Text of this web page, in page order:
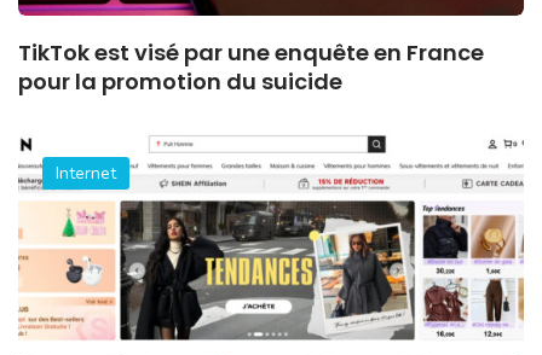
TikTok est visé par une enquête en France
pour la promotion du suicide
Internet